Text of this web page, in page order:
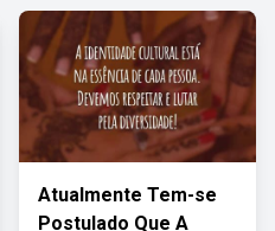
Atualmente Tem-se
Postulado Que A